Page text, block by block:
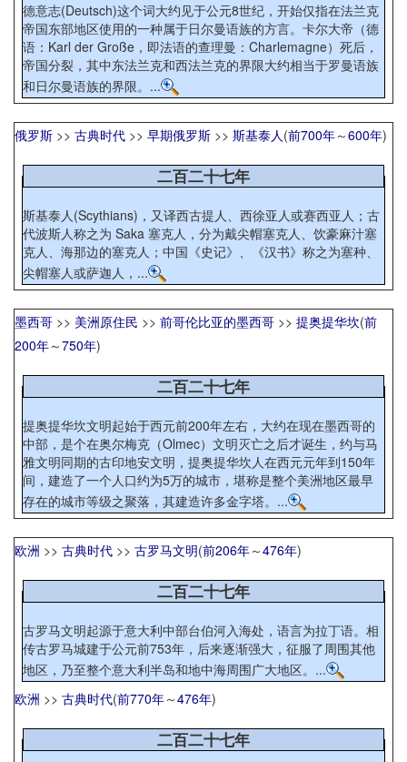
德意志(Deutsch)这个词大约见于公元8世纪，开始仅指在法兰克
帝国东部地区使用的一种属于日尔曼语族的方言。卡尔大帝（德
语：Karl der Große，即法语的查理曼：Charlemagne）死后，
帝国分裂，其中东法兰克和西法兰克的界限大约相当于罗曼语族
和日尔曼语族的界限。...
俄罗斯 >> 古典时代 >> 早期俄罗斯 >> 斯基泰人(前700年～600年)
二百二十七年
斯基泰人(Scythians)，又译西古提人、西徐亚人或赛西亚人；古
代波斯人称之为 Saka 塞克人，分为戴尖帽塞克人、饮豪麻汁塞
克人、海那边的塞克人；中国《史记》、《汉书》称之为塞种、
尖帽塞人或萨迦人，...
墨西哥 >> 美洲原住民 >> 前哥伦比亚的墨西哥 >> 提奥提华坎(前
200年～750年)
二百二十七年
提奥提华坎文明起始于西元前200年左右，大约在现在墨西哥的
中部，是个在奥尔梅克（Olmec）文明灭亡之后才诞生，约与马
雅文明同期的古印地安文明，提奥提华坎人在西元元年到150年
间，建造了一个人口约为5万的城市，堪称是整个美洲地区最早
存在的城市等级之聚落，其建造许多金字塔。...
欧洲 >> 古典时代 >> 古罗马文明(前206年～476年)
二百二十七年
古罗马文明起源于意大利中部台伯河入海处，语言为拉丁语。相
传古罗马城建于公元前753年，后来逐渐强大，征服了周围其他
地区，乃至整个意大利半岛和地中海周围广大地区。...
欧洲 >> 古典时代(前770年～476年)
二百二十七年